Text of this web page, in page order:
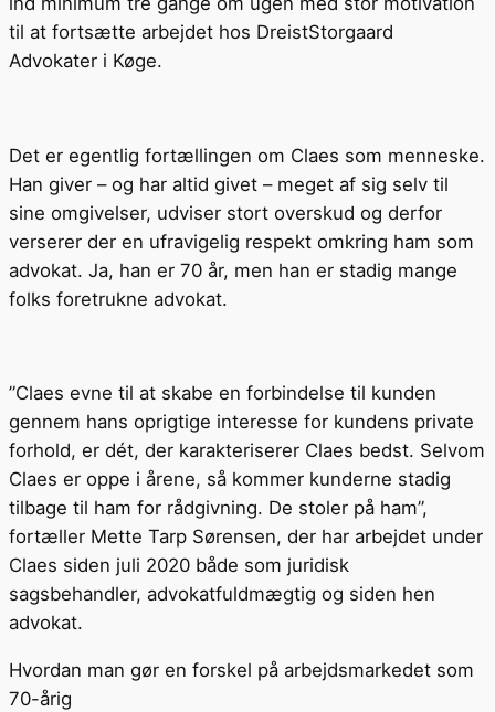
til at fortsætte arbejdet hos DreistStorgaard
Advokater i Køge.
Det er egentlig fortællingen om Claes som menneske.
Han giver – og har altid givet – meget af sig selv til
sine omgivelser, udviser stort overskud og derfor
verserer der en ufravigelig respekt omkring ham som
advokat. Ja, han er 70 år, men han er stadig mange
folks foretrukne advokat.
”Claes evne til at skabe en forbindelse til kunden
gennem hans oprigtige interesse for kundens private
forhold, er dét, der karakteriserer Claes bedst. Selvom
Claes er oppe i årene, så kommer kunderne stadig
tilbage til ham for rådgivning. De stoler på ham”,
fortæller Mette Tarp Sørensen, der har arbejdet under
Claes siden juli 2020 både som juridisk
sagsbehandler, advokatfuldmægtig og siden hen
advokat.
Hvordan man gør en forskel på arbejdsmarkedet som
70-årig